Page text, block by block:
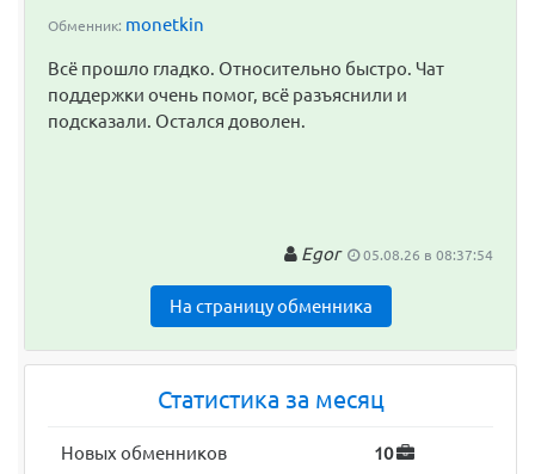
Обменник: monetkin
Всё прошло гладко. Относительно быстро. Чат
поддержки очень помог, всё разъяснили и
подсказали. Остался доволен.
Egor 05.08.26 в 08:37:54
На страницу обменника
Статистика за месяц
Новых обменников 10